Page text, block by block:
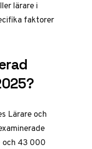
lärare i
faktorer
Lärareoch
och 43 000